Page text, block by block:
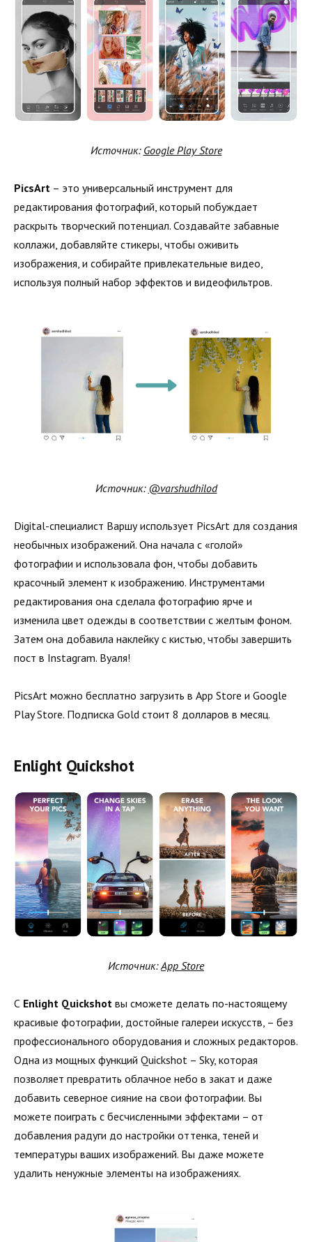
Источник: Google Play Store
PicsArt – это универсальный инструмент для
редактирования фотографий, который побуждает
раскрыть творческий потенциал. Создавайте забавные
коллажи, добавляйте стикеры, чтобы оживить
изображения, и собирайте привлекательные видео,
используя полный набор эффектов и видеофильтров.
Источник: @varshudhilod
Digital-специалист Варшу использует PicsArt для создания
необычных изображений. Она начала с «голой»
фотографии и использовала фон, чтобы добавить
красочный элемент к изображению. Инструментами
редактирования она сделала фотографию ярче и
изменила цвет одежды в соответствии с желтым фоном.
Затем она добавила наклейку с кистью, чтобы завершить
пост в Instagram. Вуаля!
PicsArt можно бесплатно загрузить в App Store и Google
Play Store. Подписка Gold стоит 8 долларов в месяц.
Enlight Quickshot
Источник:App Store
С Enlight Quickshot вы сможете делать по-настоящему
красивые фотографии, достойные галереи искусств, – без
профессионального оборудования и сложных редакторов.
Одна из мощных функций Quickshot – Sky, которая
позволяет превратить облачное небо в закат и даже
добавить северное сияние на свои фотографии. Вы
можете поиграть с бесчисленными эффектами – от
добавления радуги до настройки оттенка, теней и
температуры ваших изображений. Вы даже можете
удалить ненужные элементы на изображениях.